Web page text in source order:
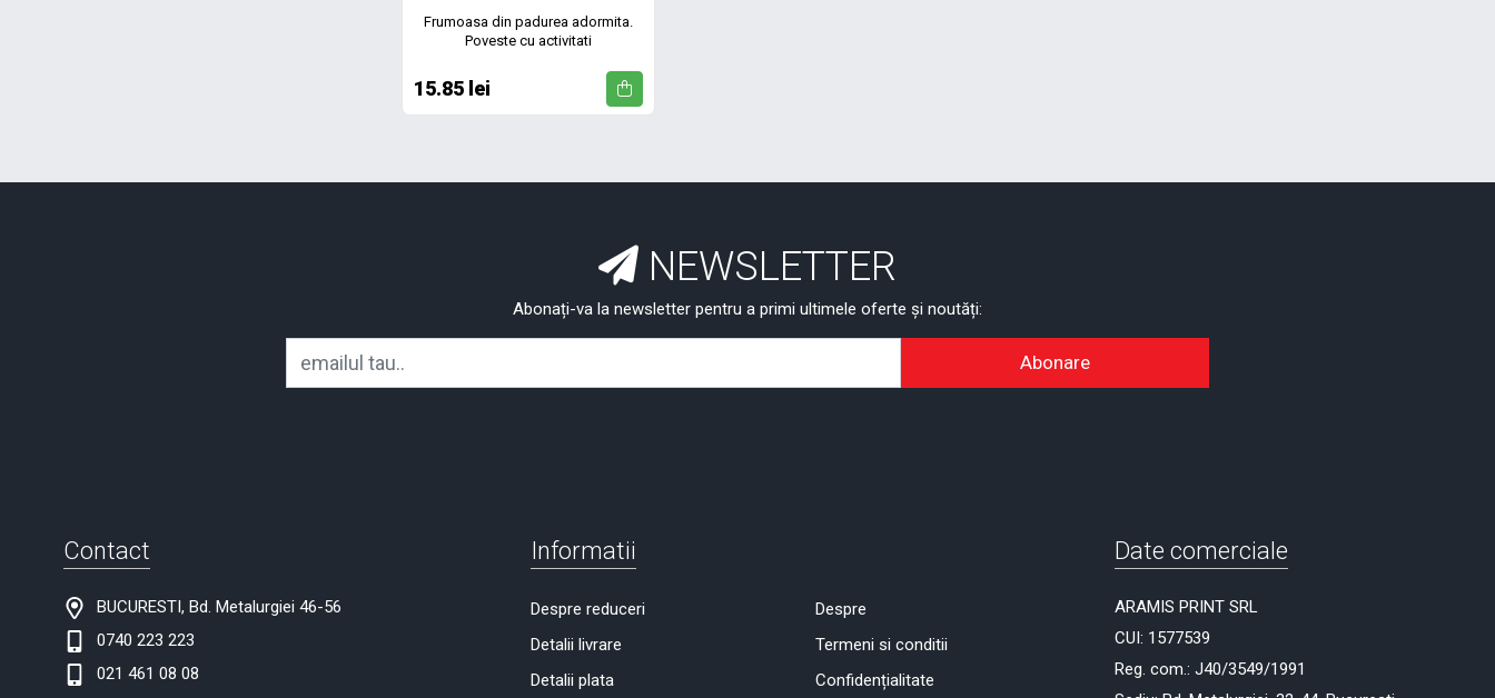
Frumoasa din padurea adormita.
Poveste cu activitati
15.85 lei
NEWSLETTER
Abonați-va la newsletter pentru a primi ultimele oferte și noutăți:
Abonare
Contact
BUCURESTI, Bd. Metalurgiei 46-56
0740 223 223
021 461 08 08
Informatii
Despre reduceri
Detalii livrare
Detalii plata
Despre
Termeni si conditii
Confidențialitate
Date comerciale
ARAMIS PRINT SRL
CUI: 1577539
Reg. com.: J40/3549/1991